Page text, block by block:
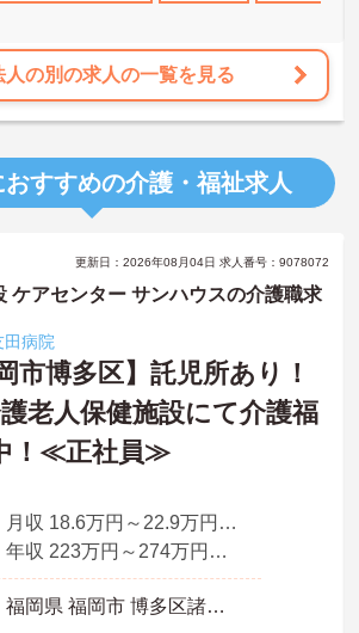
人の別の求人の一覧を見る
すすめの介護・福祉求人
更新日：2026年08月04日 求人番号：9078072
ケアセンター サンハウスの介護職求
病院
市博多区】託児所あり！
老人保健施設にて介護福
！≪正社員≫
月収 18.6万円～22.9万円程度／基本給
年収 223万円～274万円程度／基本給×12ヶ月分
福岡県 福岡市 博多区諸岡4-28-24